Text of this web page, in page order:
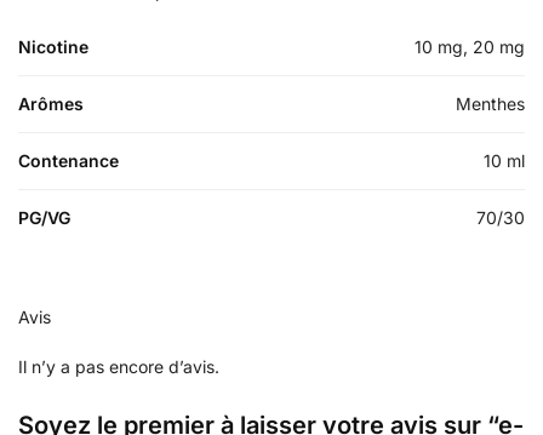
Nicotine 10 mg, 20 mg
Arômes Menthes
Contenance 10 ml
PG/VG 70/30
Avis
Il n’y a pas encore d’avis.
Soyez le premier à laisser votre avis sur “e-